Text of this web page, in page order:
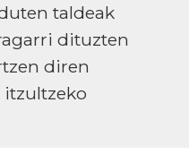
taldeak
dituzten
diren